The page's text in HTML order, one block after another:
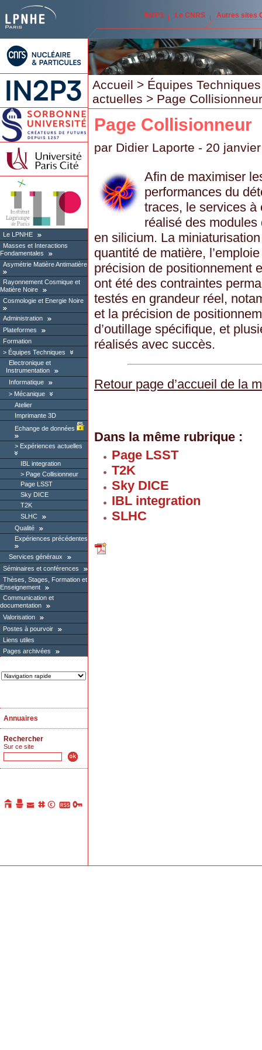
IN2P3 Le CNRS Autres sites
Le LPNHE
Masses et Interactions
Fondamentales
Asymétrie Matière Antimatière
Rayonnement Cosmique et
Matière Noire
Cosmologie et Energie Noire
Administration
Plateformes
Formation
Équipes Techniques
Electronique et
Instrumentation
Informatique
Mécanique
Atelier
Imprimante 3D
Echange de données
Expériences actuelles
IBL integration
Page Collisionneur
Page LSST
Sky DICE
T2K
SLHC
Qualité
Expériences précédentes
Services généraux
Séminaires et conférences
Thèses, Stages, Formation et
Enseignement
Communication et
documentation
Valorisation
Postes à pourvoir
Liens utiles
Pages archivées
Annuaires
Rechercher
Sur ce site
Accueil > Équipes Techniques
actuelles > Page Collisionneur
Page Collisionneur
par Didier Laporte - 20
Afin de maximiser
performances du
traces, le services à
réalisé des modules
en silicium. La
quantité de matière,
précision de positionnement
ont été des contraintes
testés en grandeur réel,
et la précision de
d’outillage spécifique, et
réalisés avec succès.
Retour page d’accueil de la
Dans la même rubrique :
Page LSST
T2K
Sky DICE
IBL integration
SLHC